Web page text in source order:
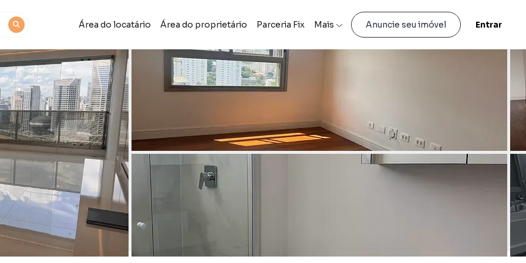
Área do locatário Área do proprietário Parceria Fix Mais Anuncie seu imóvel Entrar